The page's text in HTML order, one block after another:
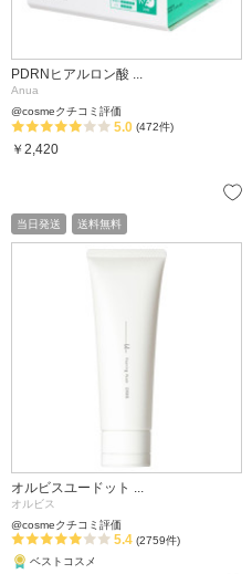
PDRNヒアルロン酸 ...
Anua
@cosmeクチコミ評価
5.0 (472件)
￥2,420
当日発送 送料無料
オルビスユードット ...
オルビス
@cosmeクチコミ評価
5.4 (2759件)
ベストコスメ